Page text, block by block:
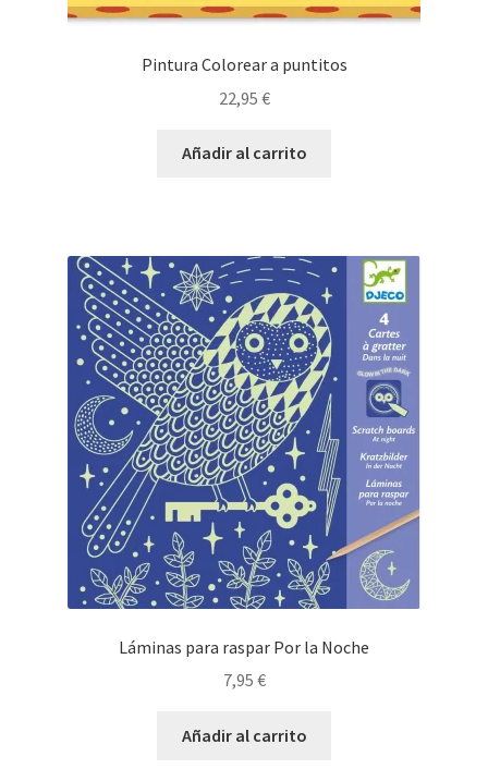
Pintura Colorear a puntitos
22,95 €
Añadir al carrito
Láminas para raspar Por la Noche
7,95 €
Añadir al carrito